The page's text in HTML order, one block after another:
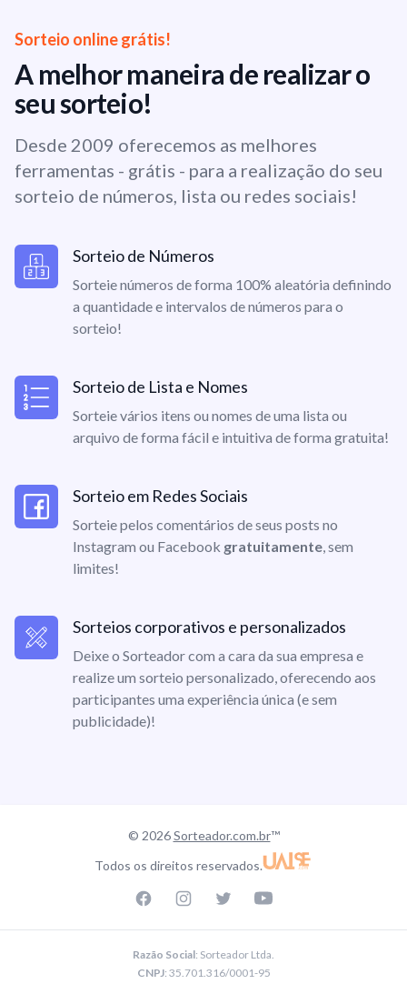
Sorteio online grátis!
A melhor maneira de realizar o
seu sorteio!
Desde 2009 oferecemos as melhores
ferramentas - grátis - para a realização do seu
sorteio de números, lista ou redes sociais!
Sorteio de Números
Sorteie números de forma 100% aleatória definindo
a quantidade e intervalos de números para o
sorteio!
Sorteio de Lista e Nomes
Sorteie vários itens ou nomes de uma lista ou
arquivo de forma fácil e intuitiva de forma gratuita!
Sorteio em Redes Sociais
Sorteie pelos comentários de seus posts no
Instagram ou Facebook gratuitamente, sem
limites!
Sorteios corporativos e personalizados
Deixe o Sorteador com a cara da sua empresa e
realize um sorteio personalizado, oferecendo aos
participantes uma experiência única (e sem
publicidade)!
© 2026Sorteador.com.br™
Todos os direitos reservados.
Razão Social: Sorteador Ltda.
CNPJ: 35.701.316/0001-95